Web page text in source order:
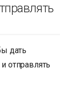
дать
отправлять